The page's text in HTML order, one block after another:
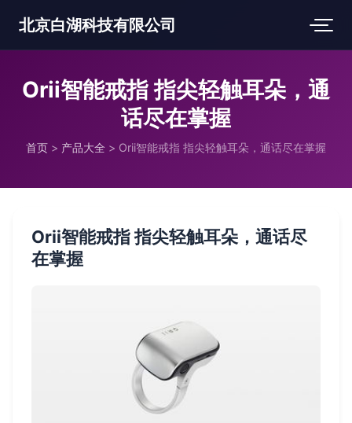
北京白湖科技有限公司
Orii智能戒指 指尖轻触耳朵，通
话尽在掌握
首页 > 产品大全 > Orii智能戒指 指尖轻触耳朵，通话尽在掌握
Orii智能戒指 指尖轻触耳朵，通话尽
在掌握